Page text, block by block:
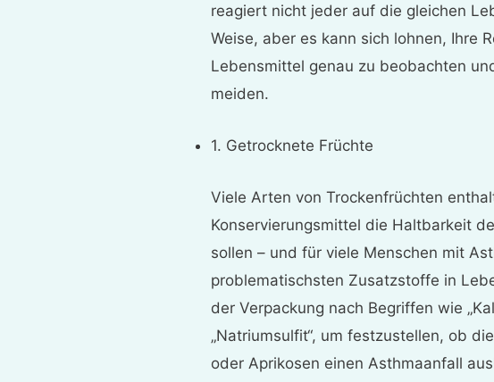
reagiert nicht jeder auf die gleichen
Weise, aber es kann sich lohnen, Ihre
Lebensmittel genau zu beobachten
meiden.
1. Getrocknete Früchte
Viele Arten von Trockenfrüchten
Konservierungsmittel die Haltbarkeit
sollen – und für viele Menschen mit
problematischsten Zusatzstoffe in
der Verpackung nach Begriffen wie
„Natriumsulfit“, um festzustellen, ob
oder Aprikosen einen Asthmaanfall